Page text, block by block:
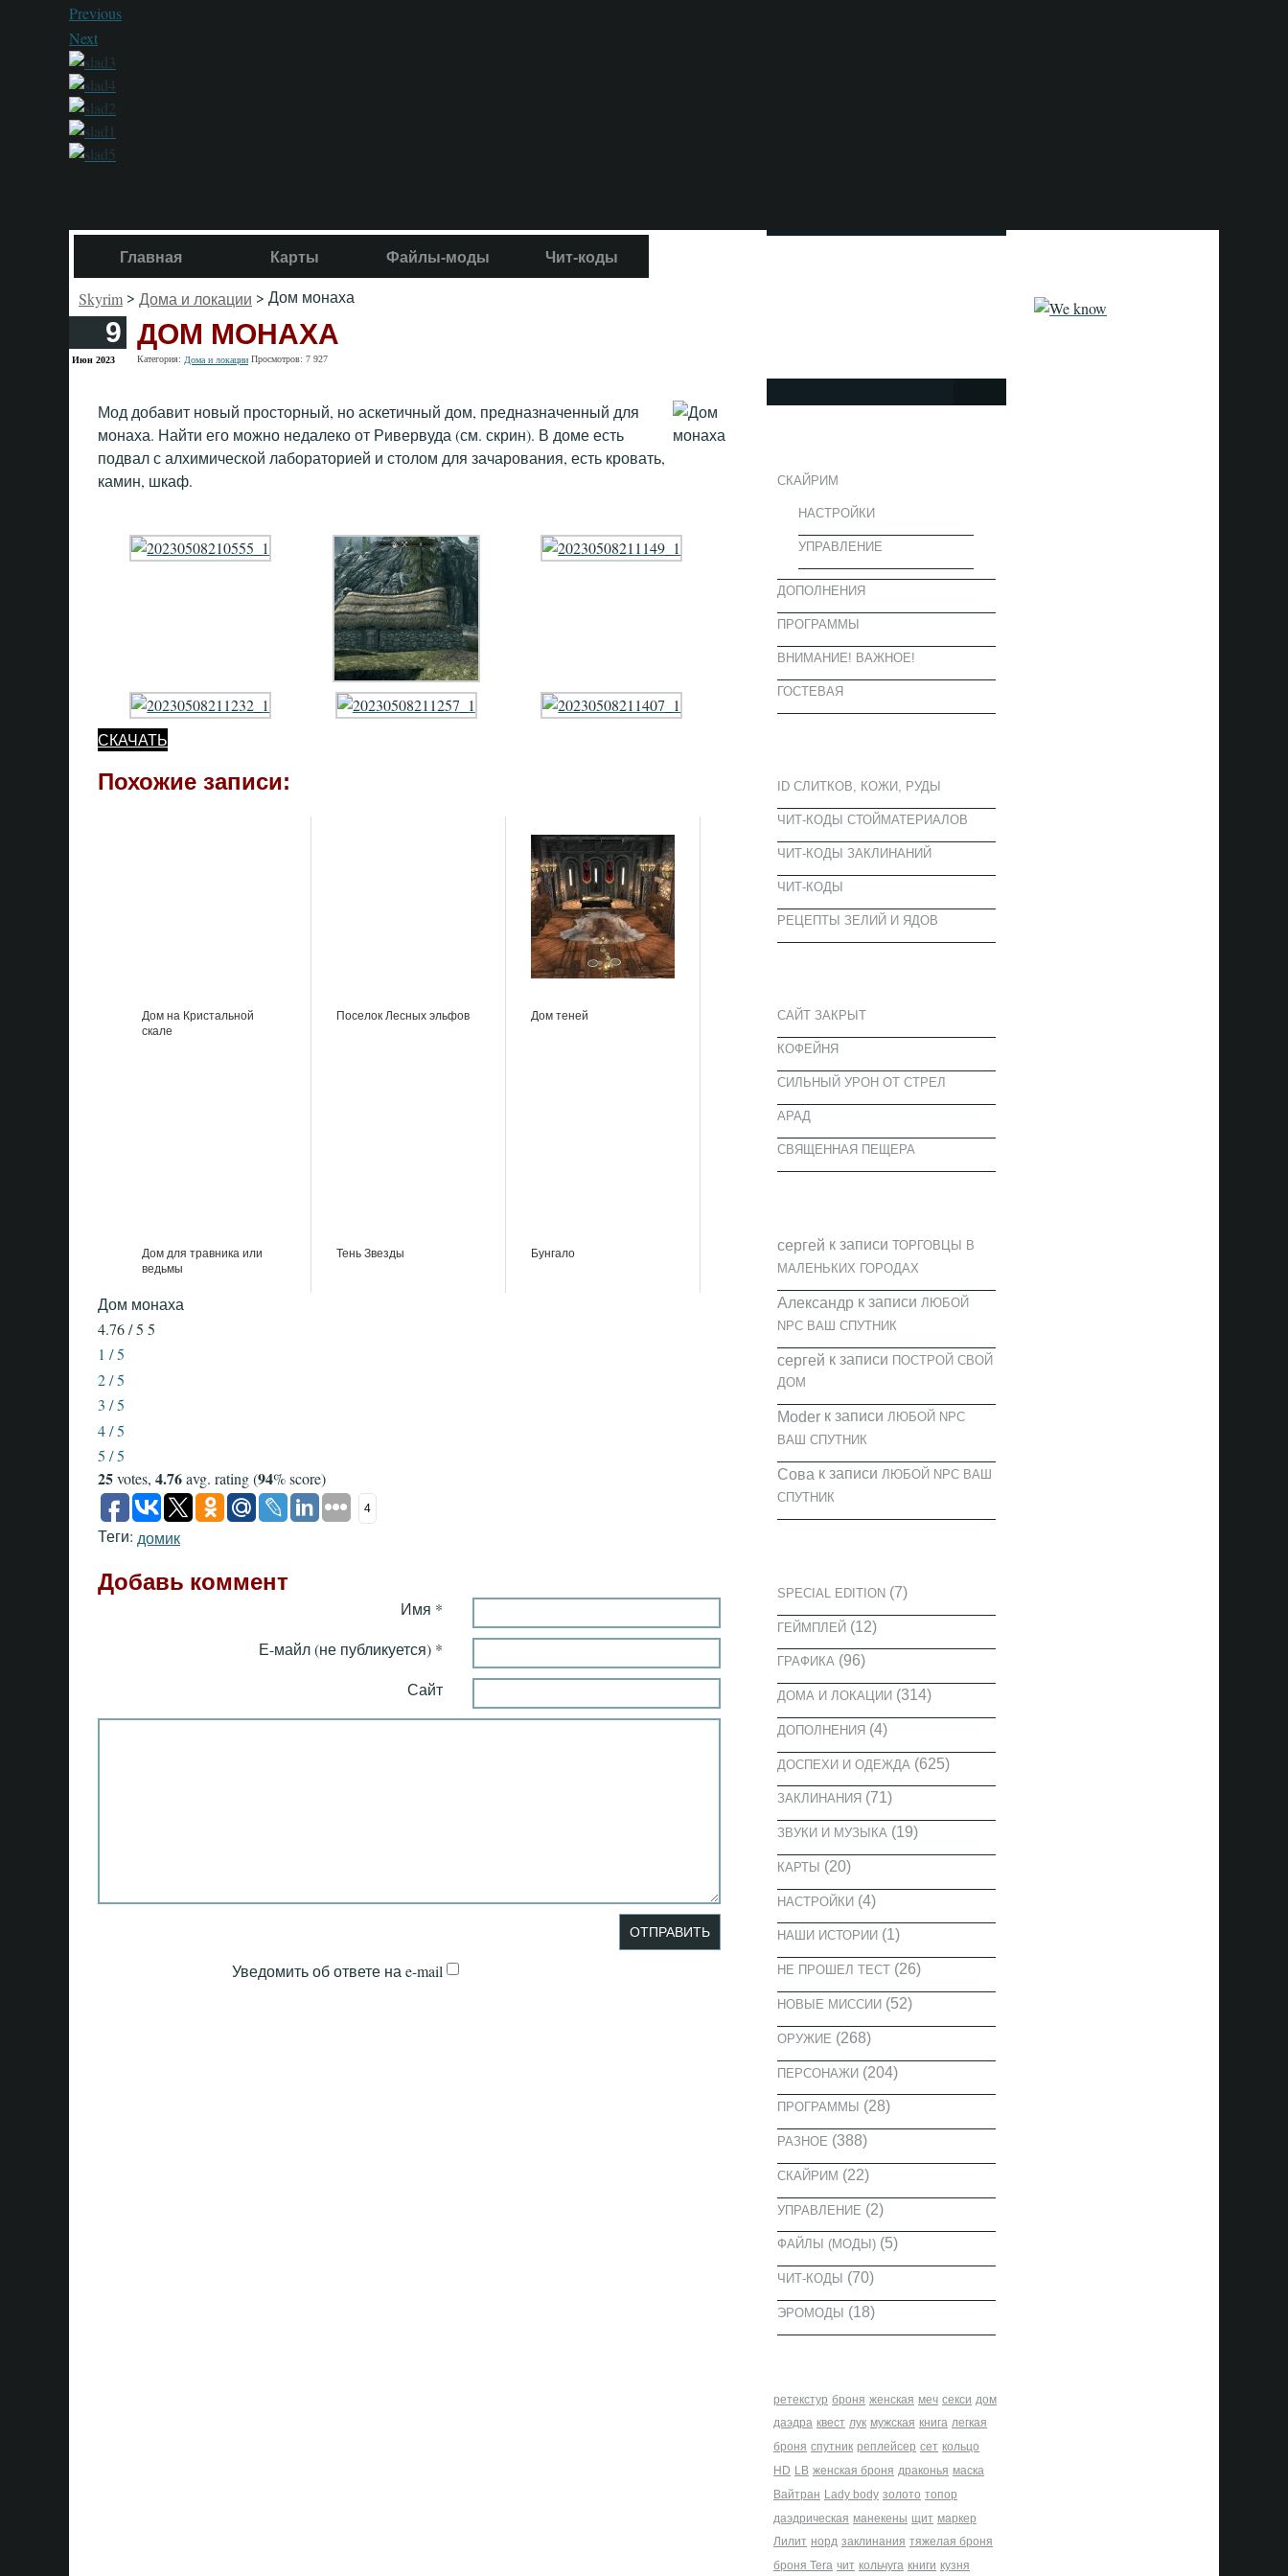
Previous
Next
Главная Карты Файлы-моды Чит-коды
Skyrim > Дома и локации > Дом монаха
9
Июн 2023
ДОМ МОНАХА
Категория: Дома и локации Просмотров: 7 927
Мод добавит новый просторный, но аскетичный дом, предназначенный для
монаха. Найти его можно недалеко от Ривервуда (см. скрин). В доме есть
подвал с алхимической лабораторией и столом для зачарования, есть кровать,
камин, шкаф.
СКАЧАТЬ
Похожие записи:
Дом на Кристальной
скале
Поселок Лесных эльфов Дом теней
Дом для травника или
ведьмы
Тень Звезды Бунгало
Дом монаха
4.76 / 5 5
1 / 5
2 / 5
3 / 5
4 / 5
5 / 5
25votes, 4.76avg. rating (94% score)
4
Теги: домик
Добавь коммент
Имя *
Е-майл (не публикуется) *
Сайт
Уведомить об ответе на e-mail
СКАЙРИМ
НАСТРОЙКИ
УПРАВЛЕНИЕ
ДОПОЛНЕНИЯ
ПРОГРАММЫ
ВНИМАНИЕ! ВАЖНОЕ!
ГОСТЕВАЯ
ID СЛИТКОВ, КОЖИ, РУДЫ
ЧИТ-КОДЫ СТОЙМАТЕРИАЛОВ
ЧИТ-КОДЫ ЗАКЛИНАНИЙ
ЧИТ-КОДЫ
РЕЦЕПТЫ ЗЕЛИЙ И ЯДОВ
САЙТ ЗАКРЫТ
КОФЕЙНЯ
CИЛЬНЫЙ УРОН ОТ СТРЕЛ
АРАД
СВЯЩЕННАЯ ПЕЩЕРА
cергей к записи ТОРГОВЦЫ В
МАЛЕНЬКИХ ГОРОДАХ
Александрк записи ЛЮБОЙ
NPC ВАШ СПУТНИК
cергей к записи ПОСТРОЙ СВОЙ
ДОМ
Moderк записи ЛЮБОЙ NPC
ВАШ СПУТНИК
Сова к записи ЛЮБОЙ NPC ВАШ
СПУТНИК
SPECIAL EDITION(7)
ГЕЙМПЛЕЙ(12)
ГРАФИКА (96)
ДОМА И ЛОКАЦИИ(314)
ДОПОЛНЕНИЯ(4)
ДОСПЕХИ И ОДЕЖДА (625)
ЗАКЛИНАНИЯ(71)
ЗВУКИ И МУЗЫКА (19)
КАРТЫ (20)
НАСТРОЙКИ(4)
НАШИ ИСТОРИИ(1)
НЕ ПРОШЕЛ ТЕСТ(26)
НОВЫЕ МИССИИ(52)
ОРУЖИЕ (268)
ПЕРСОНАЖИ(204)
ПРОГРАММЫ (28)
РАЗНОЕ (388)
СКАЙРИМ (22)
УПРАВЛЕНИЕ (2)
ФАЙЛЫ (МОДЫ)(5)
ЧИТ-КОДЫ (70)
ЭРОМОДЫ (18)
ретекстур броня женская меч секси дом
даэдра квест лук мужская книга легкая
броня спутник реплейсер сет кольцо
HD LB женская броня драконья маска
Вайтран Lady body золото топор
даэдрическая манекены щит маркер
Лилит норд заклинания тяжелая броня
броня Tera чит кольчуга книги кузня